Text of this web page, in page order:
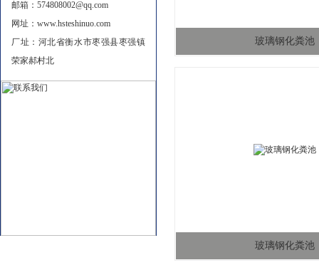
邮箱：574808002@qq.com
网址：www.hsteshinuo.com
厂址：河北省衡水市枣强县枣强镇
荣家郝村北
玻璃钢化粪池
玻璃钢化粪池